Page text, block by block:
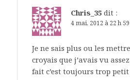
Chris_35 dit :
4 mai, 2012 à 22 h
Je ne sais plus ou les
croyais que j’avais vu
fait c’est toujours trop